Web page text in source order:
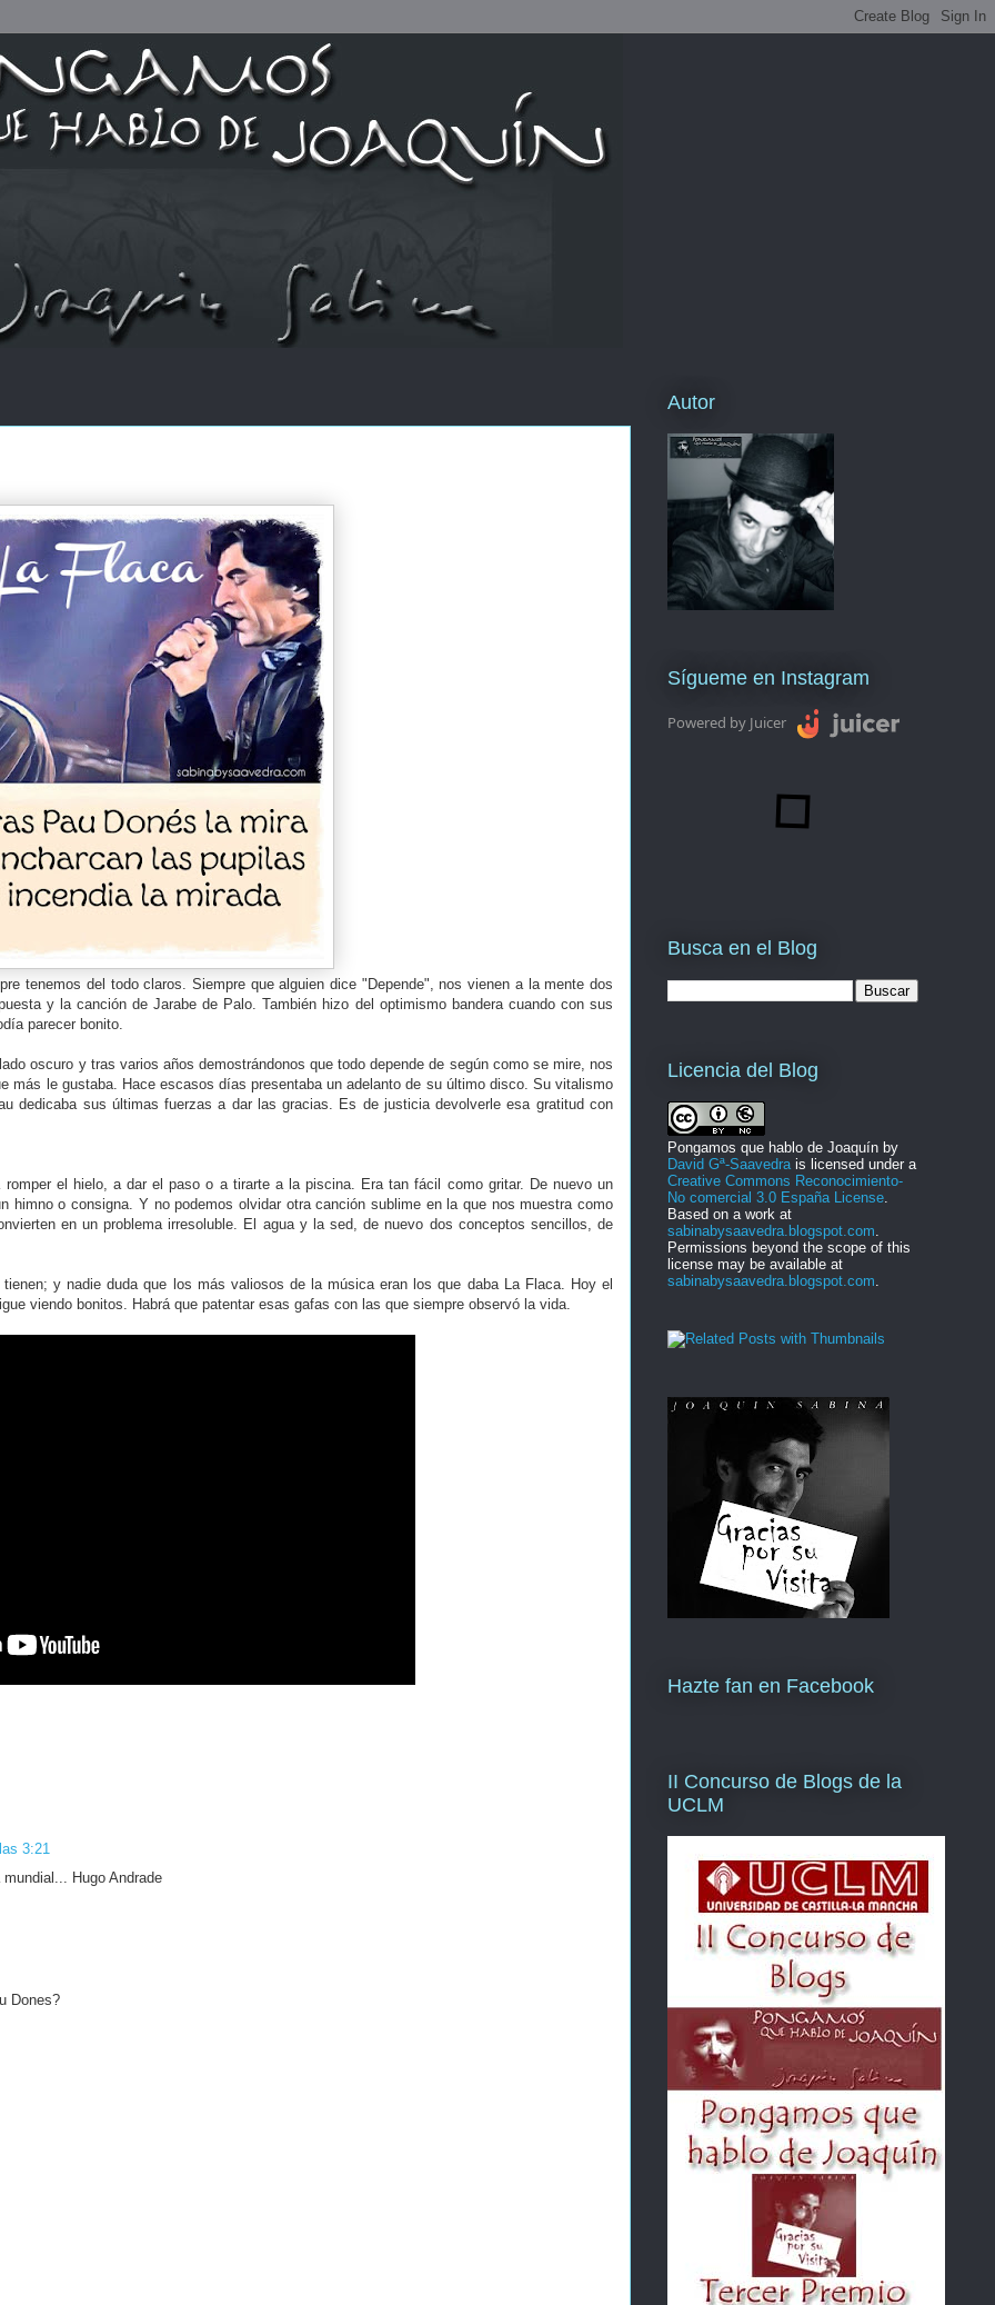
tenemos del todo claros. Siempre que alguien dice "Depende", nos vienen a la mente dos
y la canción de Jarabe de Palo. También hizo del optimismo bandera cuando con sus
parecer bonito.
oscuro y tras varios años demostrándonos que todo depende de según como se mire, nos
más le gustaba. Hace escasos días presentaba un adelanto de su último disco. Su vitalismo
dedicaba sus últimas fuerzas a dar las gracias. Es de justicia devolverle esa gratitud con
el hielo, a dar el paso o a tirarte a la piscina. Era tan fácil como gritar. De nuevo un
himno o consigna. Y no podemos olvidar otra canción sublime en la que nos muestra como
en un problema irresoluble. El agua y la sed, de nuevo dos conceptos sencillos, de
y nadie duda que los más valiosos de la música eran los que daba La Flaca. Hoy el
viendo bonitos. Habrá que patentar esas gafas con las que siempre observó la vida.
3:21
Hugo Andrade
Dones?
Autor
Sígueme en Instagram
Powered by Juicer
Busca en el Blog
Licencia del Blog
Pongamos que hablo de Joaquín by
David Gª-Saavedrais licensed under a
Creative Commons Reconocimiento-
No comercial 3.0 España License.
Based on a work at
sabinabysaavedra.blogspot.com.
Permissions beyond the scope of this
license may be available at
sabinabysaavedra.blogspot.com.
Hazte fan en Facebook
II Concurso de Blogs de la
UCLM